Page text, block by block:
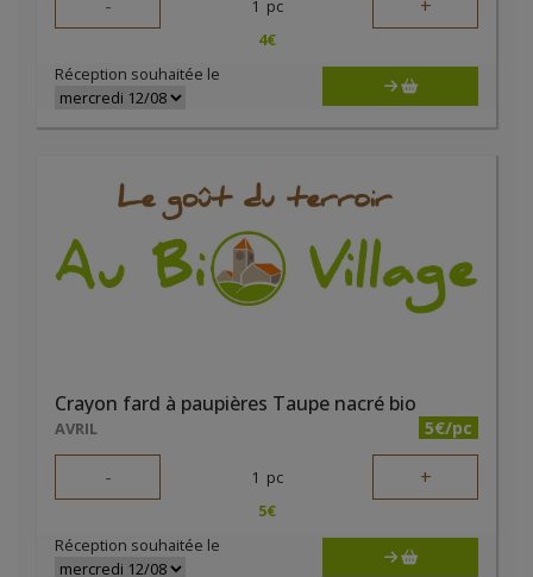
- 1 pc +
4€
Réception souhaitée le
Crayon fard à paupières Taupe nacré bio
AVRIL 5€/pc
- 1 pc +
5€
Réception souhaitée le